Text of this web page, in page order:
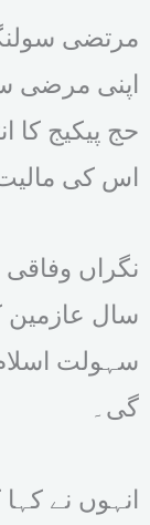
مرتضی
حج پیکیج کا
اس کی مالیت
نگراں وفاقی
سال عازمین
سہولت اسلام
گی۔
انہوں نے